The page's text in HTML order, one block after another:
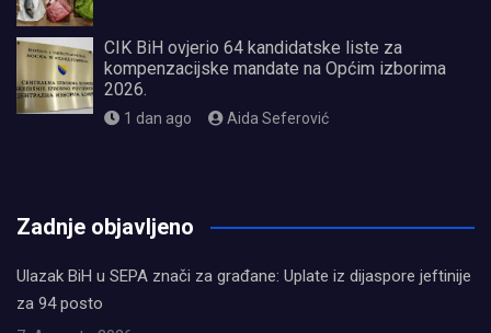
CIK BiH ovjerio 64 kandidatske liste za
kompenzacijske mandate na Općim izborima
2026.
1 dan ago Aida Seferović
Zadnje objavljeno
Ulazak BiH u SEPA znači za građane: Uplate iz dijaspore jeftinije
za 94 posto